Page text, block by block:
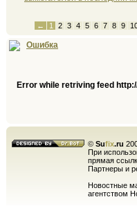
← 1 2 3 4 5 6 7 8 9
Ошибка
Error while retriving feed
© Sufix.ru
При
прямая
Партнеры и
Новостные
агентством